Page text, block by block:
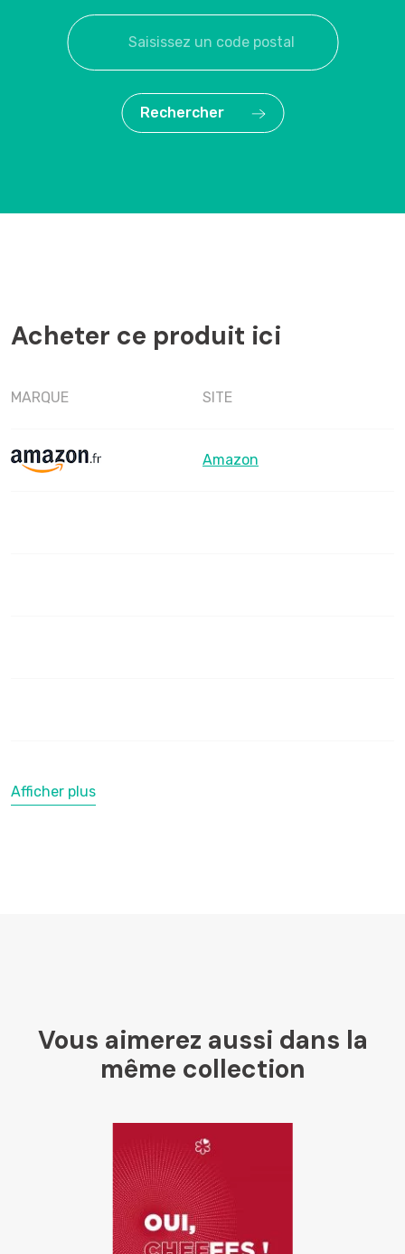
Rechercher
Acheter ce produit ici
MARQUE SITE
Amazon
Afficher plus
Vous aimerez aussi dans la
même collection